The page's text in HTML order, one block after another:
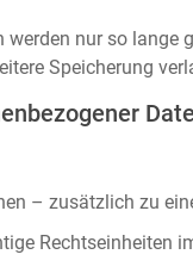
werden nur so
Speicherung
– zusätzlich zu
Rechtseinheiten